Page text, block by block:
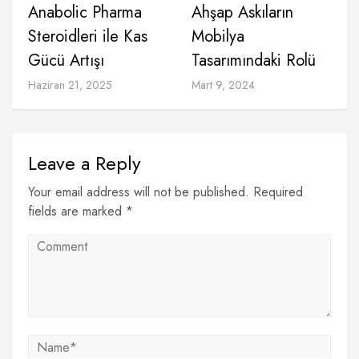
Anabolic Pharma
Steroidleri ile Kas
Gücü Artışı
Haziran 21, 2025
Ahşap Askıların
Mobilya
Tasarımındaki Rolü
Mart 9, 2024
Leave a Reply
Your email address will not be published. Required
fields are marked *